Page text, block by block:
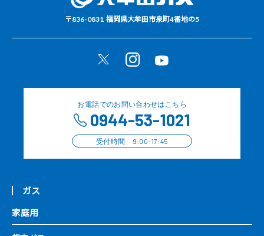
〒836-0831 福岡県大牟田市泉町4番地の5
お電話でのお問い合わせはこちら
0944-53-1021
受付時間 9:00-17:45
ガス
家庭用